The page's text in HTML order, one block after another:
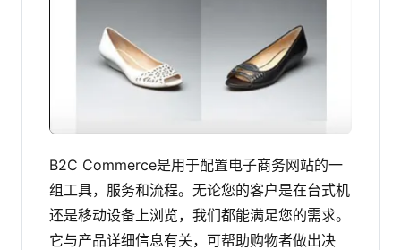
B2C Commerce是用于配置电子商务网站的一
组工具，服务和流程。无论您的客户是在台式机
还是移动设备上浏览，我们都能满足您的需求。
它与产品详细信息有关，可帮助购物者做出决